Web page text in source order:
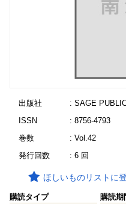
出版社
: SAGE
ISSN
: 8756-4793
巻数
: Vol.42
発行回数
: 6 回
ほしいものリストに
購読タイプ 購読期